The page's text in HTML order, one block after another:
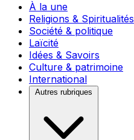
À la une
Religions & Spiritualités
Société & politique
Laïcité
Idées & Savoirs
Culture & patrimoine
International
Autres rubriques